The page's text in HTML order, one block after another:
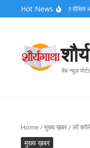
Skip to content
Hot News
बैरागी कैंप पहुंचे डीएम मयूर दीक्षित
वेब न्यूज़
Home /मुख्य ख़बर/लॉ
मुख्य ख़बर